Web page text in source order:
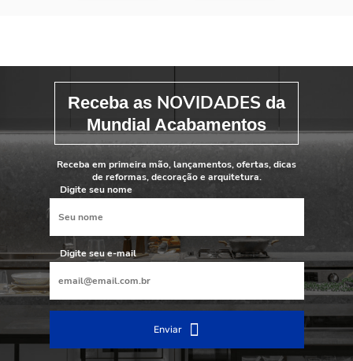
Receba as NOVIDADES da
Mundial Acabamentos
Receba em primeira mão, lançamentos, ofertas, dicas
de reformas, decoração e arquitetura.
Digite seu nome
Digite seu e-mail
Enviar